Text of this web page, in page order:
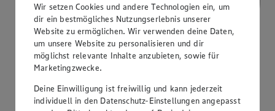
Wir setzen Cookies und andere Technologien ein, um
dir ein bestmögliches Nutzungserlebnis unserer
Website zu ermöglichen. Wir verwenden deine Daten,
um unsere Website zu personalisieren und dir
möglichst relevante Inhalte anzubieten, sowie für
Marketingzwecke.
Deine Einwilligung ist freiwillig und kann jederzeit
individuell in den Datenschutz-Einstellungen angepasst